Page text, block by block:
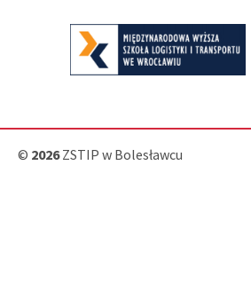
© 2026ZSTIP w Bolesławcu